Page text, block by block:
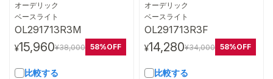
オーデリック
ベースライト
OL291713R3M
¥15,960¥38,000 58%OFF
比較する
オーデリック
ベースライト
OL291713R3F
¥14,280¥34,000 58%OFF
比較する